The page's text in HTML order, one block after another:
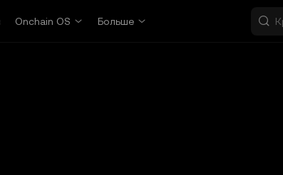
Onchain OS Больше